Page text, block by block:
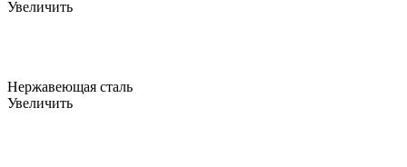
Увеличить
Нержавеющая сталь
Увеличить